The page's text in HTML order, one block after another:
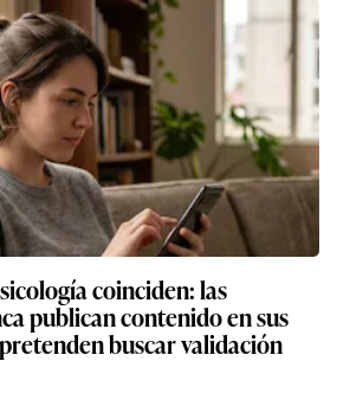
coinciden: las
publican contenido en sus
buscar validación